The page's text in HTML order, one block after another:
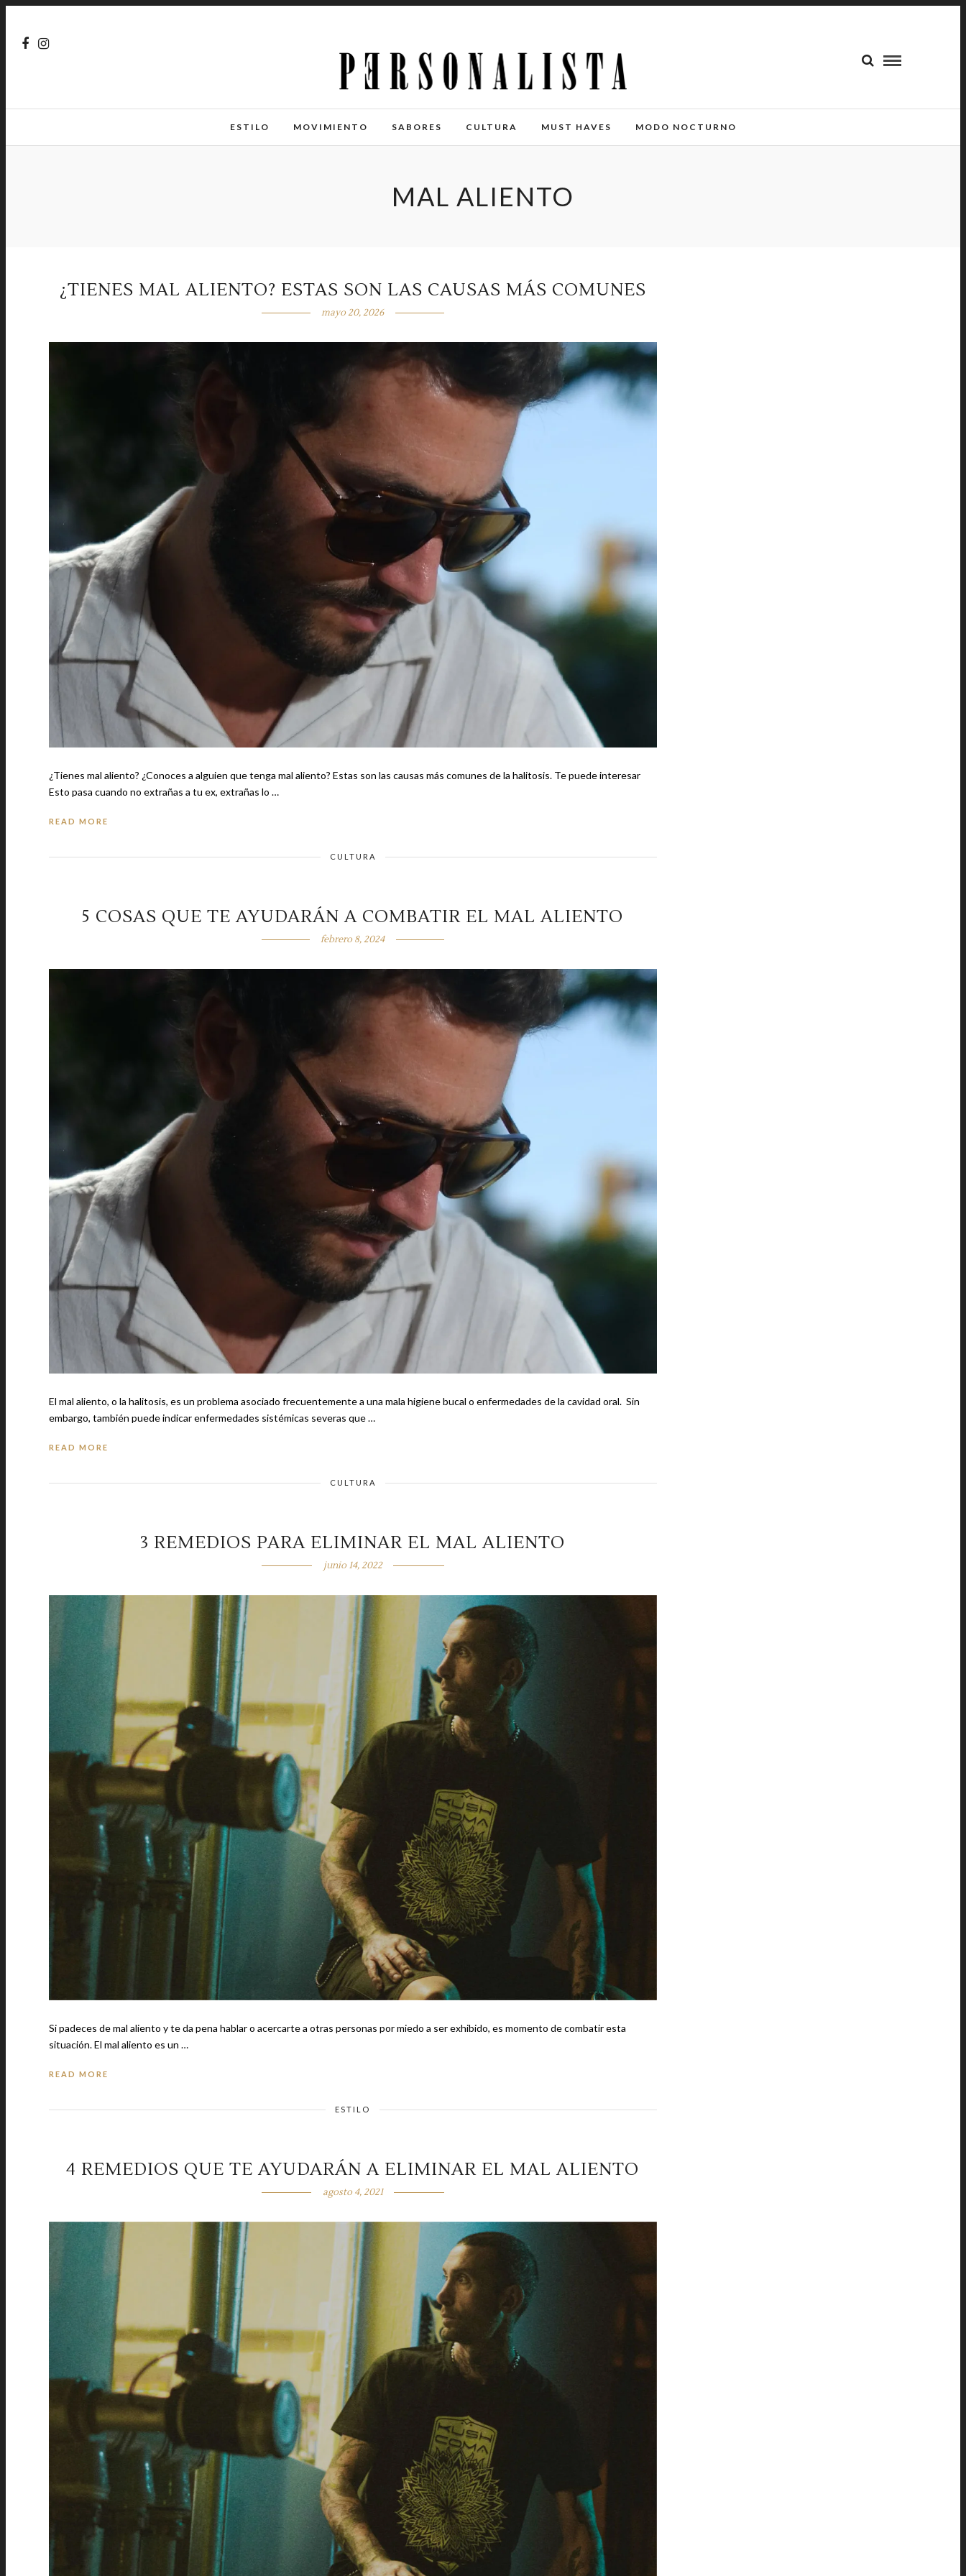
ESTILO MOVIMIENTO SABORES CULTURA MUST HAVES MODO NOCTURNO
MAL ALIENTO
¿TIENES MAL ALIENTO? ESTAS SON LAS CAUSAS MÁS COMUNES
mayo 20, 2026
¿Tienes mal aliento? ¿Conoces a alguien que tenga mal aliento? Estas son las causas más comunes de la halitosis. Te puede interesar
Esto pasa cuando no extrañas a tu ex, extrañas lo …
READ MORE
CULTURA
5 COSAS QUE TE AYUDARÁN A COMBATIR EL MAL ALIENTO
febrero 8, 2024
El mal aliento, o la halitosis, es un problema asociado frecuentemente a una mala higiene bucal o enfermedades de la cavidad oral. Sin
embargo, también puede indicar enfermedades sistémicas severas que …
READ MORE
CULTURA
3 REMEDIOS PARA ELIMINAR EL MAL ALIENTO
junio 14, 2022
Si padeces de mal aliento y te da pena hablar o acercarte a otras personas por miedo a ser exhibido, es momento de combatir esta
situación. El mal aliento es un …
READ MORE
ESTILO
4 REMEDIOS QUE TE AYUDARÁN A ELIMINAR EL MAL ALIENTO
agosto 4, 2021